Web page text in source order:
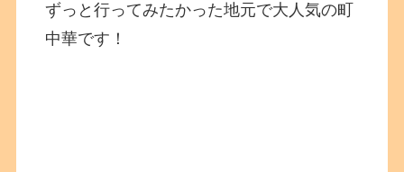
ずっと行ってみたかった地元で大人気の町
中華です！